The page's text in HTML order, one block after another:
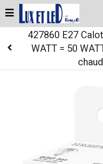
427860 E27
WATT = 50